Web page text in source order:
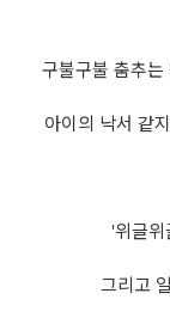
구불구불 춤추는
아이의 낙서 같
'위글위
그리고